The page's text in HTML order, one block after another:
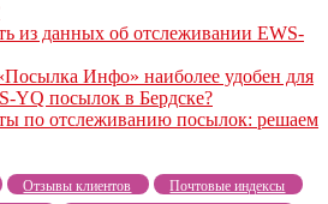
из данных об отслеживании EWS-
Инфо» наиболее удобен для
YQ посылок в Бердске?
по отслеживанию посылок: решаем
Отзывы клиентов
Почтовые индексы